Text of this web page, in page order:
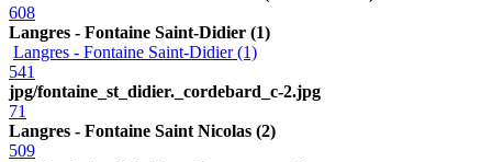
608
Langres - Fontaine Saint-Didier (1)
Langres - Fontaine Saint-Didier (1)
541
jpg/fontaine_st_didier._cordebard_c-2.jpg
71
Langres - Fontaine Saint Nicolas (2)
509